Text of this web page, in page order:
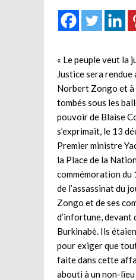
« Le peuple veut la
Justice sera rendue
Norbert Zongo et
tombés sous les
pouvoir de Blaise
s’exprimait, le 13
Premier ministre
la Place de la
commémoration du
de l’assassinat du
Zongo et de ses
d’infortune, devant
Burkinabè. Ils
pour exiger que
faite dans cette
abouti à un non-